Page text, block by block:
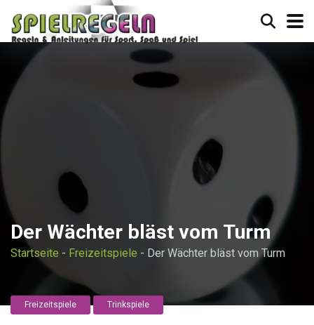
Der Wächter bläst vom Turm
Startseite - Freizeitspiele - Der Wächter bläst vom Turm
Freizeitspiele Trinkspiele